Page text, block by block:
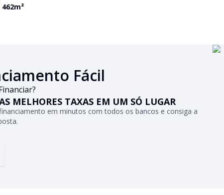
462m²
Fácil
MELHORES TAXAS EM UM SÓ LUGAR
em minutos com todos os bancos e consiga a